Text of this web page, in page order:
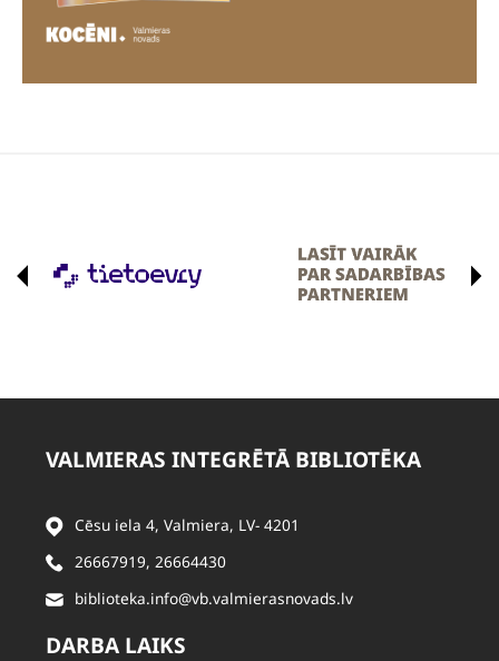
VALMIERAS INTEGRĒTĀ BIBLIOTĒKA
Cēsu iela 4, Valmiera, LV- 4201
26667919, 26664430
biblioteka.info@vb.valmierasnovads.lv
DARBA LAIKS